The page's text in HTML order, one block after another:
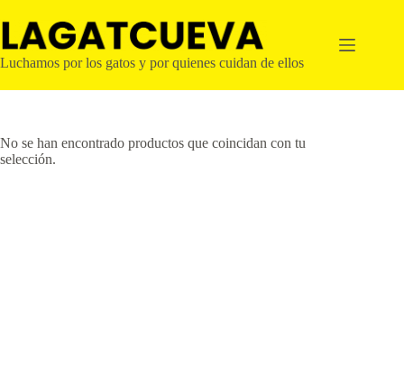
al
contenido
Luchamos por los gatos y por quienes cuidan de ellos
No se han encontrado productos que coincidan con tu
selección.